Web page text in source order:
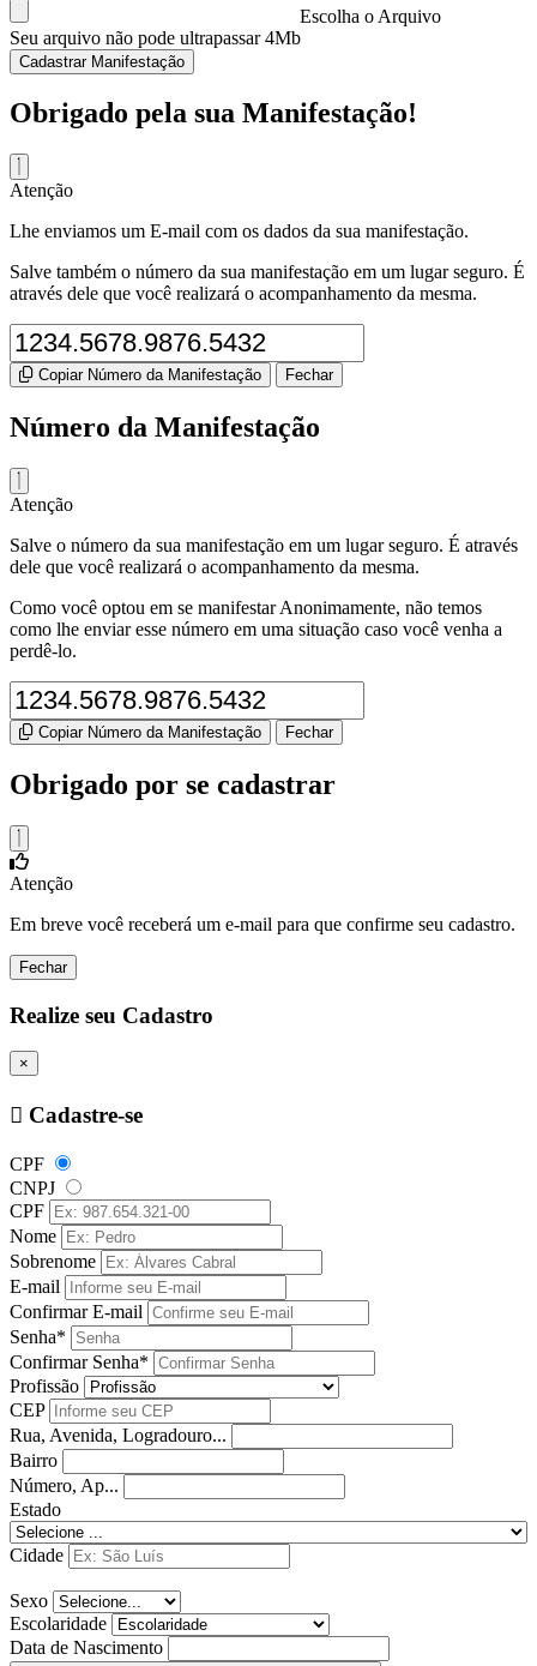
Escolha o Arquivo
Seu arquivo não pode ultrapassar 4Mb
Cadastrar Manifestação
Obrigado pela sua Manifestação!
Atenção
Lhe enviamos um E-mail com os dados da sua manifestação.
Salve também o número da sua manifestação em um lugar seguro. É
através dele que você realizará o acompanhamento da mesma.
Copiar Número da Manifestação Fechar
Número da Manifestação
Atenção
Salve o número da sua manifestação em um lugar seguro. É através
dele que você realizará o acompanhamento da mesma.
Como você optou em se manifestar Anonimamente, não temos
como lhe enviar esse número em uma situação caso você venha a
perdê-lo.
Copiar Número da Manifestação Fechar
Obrigado por se cadastrar
Atenção
Em breve você receberá um e-mail para que confirme seu cadastro.
Fechar
Realize seu Cadastro
×
Cadastre-se
CPF
CNPJ
CPF
Nome
Sobrenome
E-mail
Confirmar E-mail
Senha*
Confirmar Senha*
Profissão
CEP
Rua, Avenida, Logradouro...
Bairro
Número, Ap...
Estado
Cidade
Sexo
Escolaridade
Data de Nascimento